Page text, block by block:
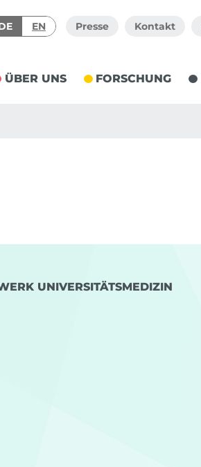
EN Presse Kontakt
ÜBER UNS FORSCHUNG
UNIVERSITÄTSMEDIZIN